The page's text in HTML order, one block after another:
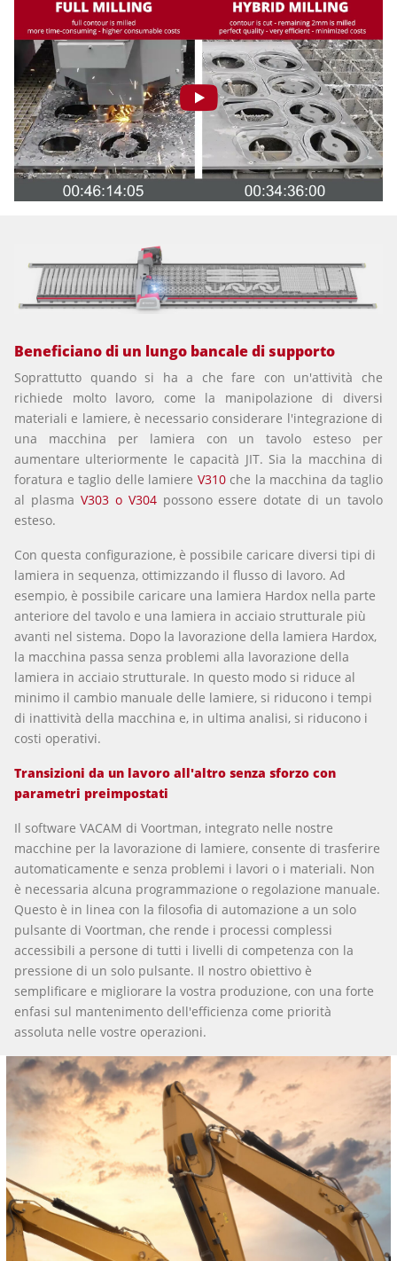
Beneficiano di un lungo bancale di supporto
Soprattutto quando si ha a che fare con un'attività che
richiede molto lavoro, come la manipolazione di diversi
materiali e lamiere, è necessario considerare l'integrazione di
una macchina per lamiera con un tavolo esteso per
aumentare ulteriormente le capacità JIT. Sia la macchina di
foratura e taglio delle lamiere V310che la macchina da taglio
al plasma V303 o V304possono essere dotate di un tavolo
esteso.
Con questa configurazione, è possibile caricare diversi tipi di
lamiera in sequenza, ottimizzando il flusso di lavoro. Ad
esempio, è possibile caricare una lamiera Hardox nella parte
anteriore del tavolo e una lamiera in acciaio strutturale più
avanti nel sistema. Dopo la lavorazione della lamiera Hardox,
la macchina passa senza problemi alla lavorazione della
lamiera in acciaio strutturale. In questo modo si riduce al
minimo il cambio manuale delle lamiere, si riducono i tempi
di inattività della macchina e, in ultima analisi, si riducono i
costi operativi.
Transizioni da un lavoro all'altro senza sforzo con
parametri preimpostati
Il software VACAM di Voortman, integrato nelle nostre
macchine per la lavorazione di lamiere, consente di trasferire
automaticamente e senza problemi i lavori o i materiali. Non
è necessaria alcuna programmazione o regolazione manuale.
Questo è in linea con la filosofia di automazione a un solo
pulsante di Voortman, che rende i processi complessi
accessibili a persone di tutti i livelli di competenza con la
pressione di un solo pulsante. Il nostro obiettivo è
semplificare e migliorare la vostra produzione, con una forte
enfasi sul mantenimento dell'efficienza come priorità
assoluta nelle vostre operazioni.